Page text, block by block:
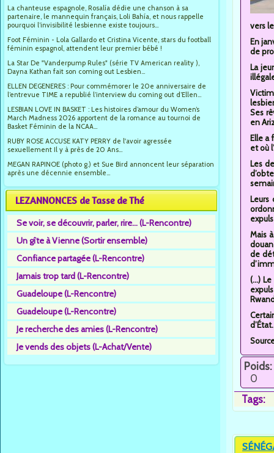
La chanteuse espagnole, Rosalía dédie une chanson à sa
partenaire, le mannequin français, Loli Bahía, et nous rappelle
pourquoi l’invisibilité lesbienne existe toujours...
Foot Féminin - Lola Gallardo et Cristina Vicente, stars du football
féminin espagnol, attendent leur premier bébé !
La Star De "Vanderpump Rules" (série TV American reality ),
Dayna Kathan fait son coming out Lesbien...
ELLEN DEGENERES : Pour commémorer le 20e anniversaire de
l’entrevue TIME a republié l’interview du coming out d’Ellen...
LESBIAN LOVE IN BASKET : Les histoires d’amour du Women’s
March Madness 2026 apportent de la romance au tournoi de
Basket Féminin de la NCAA...
RUBY ROSE ACCUSE KATY PERRY de l'avoir agressée
sexuellement Il y à près de 20 Ans...
MEGAN RAPINOE (photo g.) et Sue Bird annoncent leur séparation
après une décennie ensemble...
LEZANNONCES de Tasse de Thé
Se voir, se découvrir, parler, rire... (L-Rencontre)
Un gîte à Vienne (Sortir ensemble)
Confiance partagée (L-Rencontre)
Jamais trop tard (L-Rencontre)
Guadeloupe (L-Rencontre)
Guadeloupe (L-Rencontre)
Je recherche des amies (L-Rencontre)
Je vends des objets (L-Achat/Vente)
vers
En
de
La
Ses
en
Elle a
et où
Les
Leurs
Mais
de
(...)
Poids:
0
Tags: